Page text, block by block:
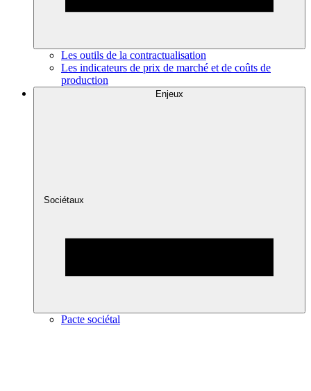
Les outils de la contractualisation
Les indicateurs de prix de marché et de coûts de
production
Enjeux
Sociétaux
Pacte sociétal